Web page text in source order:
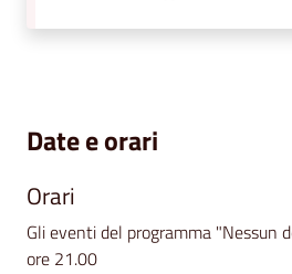
Date e orari
Orari
Gli eventi del programma "Nessun
ore 21.00